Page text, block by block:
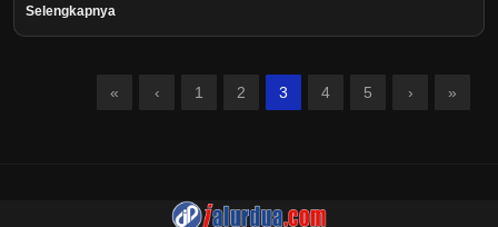
Selengkapnya
« ‹ 1 2 3 4 5 › »